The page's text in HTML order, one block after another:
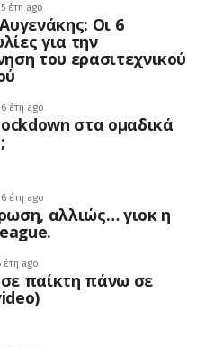
5 έτη ago
Οι 6
για την
του ερασιτεχνικού
6 έτη ago
στα ομαδικά
6 έτη ago
αλλιώς… γιοκ η
έτη ago
παίκτη πάνω σε